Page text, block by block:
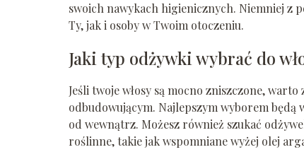
swoich nawykach higienicznych. Niemniej z
Ty, jak i osoby w Twoim otoczeniu.
Jaki typ odżywki wybrać do
Jeśli twoje włosy są mocno zniszczone,
odbudowującym. Najlepszym wyborem
od wewnątrz. Możesz również szukać
roślinne, takie jak wspomniane wyżej olej